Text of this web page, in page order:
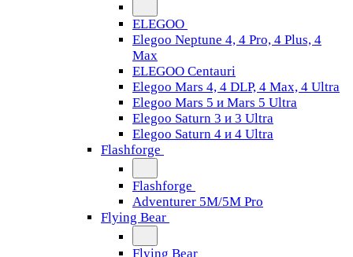
ELEGOO
Elegoo Neptune 4, 4 Pro, 4 Plus, 4
Max
ELEGOO Centauri
Elegoo Mars 4, 4 DLP, 4 Max, 4 Ultra
Elegoo Mars 5 и Mars 5 Ultra
Elegoo Saturn 3 и 3 Ultra
Elegoo Saturn 4 и 4 Ultra
Flashforge
Flashforge
Adventurer 5M/5M Pro
Flying Bear
Flying Bear